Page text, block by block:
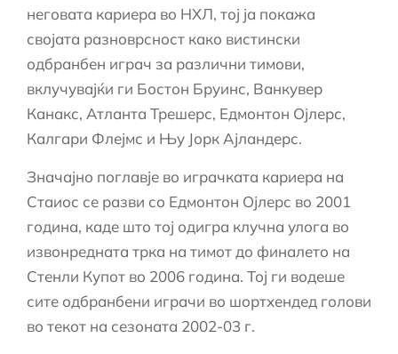
неговата кариера во НХЛ, тој ја покажа
својата разноврсност како вистински
одбранбен играч за различни тимови,
вклучувајќи ги Бостон Бруинс, Ванкувер
Канакс, Атланта Трешерс, Едмонтон Ојлерс,
Калгари Флејмс и Њу Јорк Ајландерс.
Значајно поглавје во играчката кариера на
Стаиос се разви со Едмонтон Ојлерс во 2001
година, каде што тој одигра клучна улога во
извонредната трка на тимот до финалето на
Стенли Купот во 2006 година. Тој ги водеше
сите одбранбени играчи во шортхендед голови
во текот на сезоната 2002-03 г.